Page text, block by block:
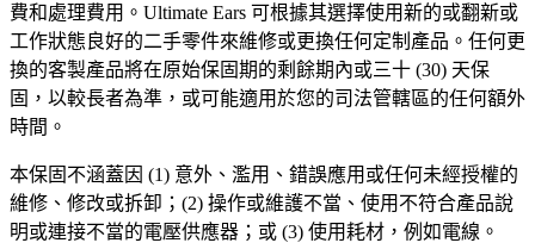
費和處理費用。Ultimate Ears 可根據其選擇使用新的或翻新或
工作狀態良好的二手零件來維修或更換任何定制產品。任何更
換的客製產品將在原始保固期的剩餘期內或三十 (30) 天保
固，以較長者為準，或可能適用於您的司法管轄區的任何額外
時間。
本保固不涵蓋因 (1) 意外、濫用、錯誤應用或任何未經授權的
維修、修改或拆卸；(2) 操作或維護不當、使用不符合產品說
明或連接不當的電壓供應器；或 (3) 使用耗材，例如電線。